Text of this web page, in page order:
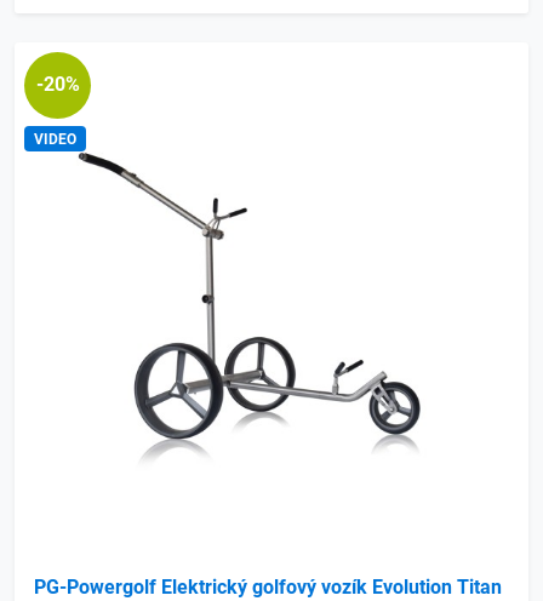
-20%
VIDEO
PG-Powergolf Elektrický golfový vozík Evolution Titan